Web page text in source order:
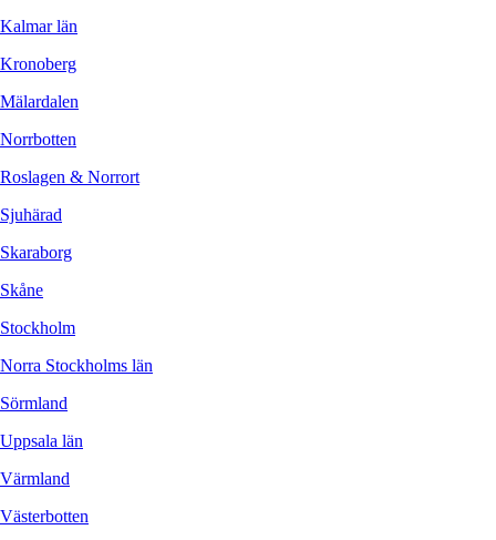
Kalmar län
Kronoberg
Mälardalen
Norrbotten
Roslagen & Norrort
Sjuhärad
Skaraborg
Skåne
Stockholm
Norra Stockholms län
Sörmland
Uppsala län
Värmland
Västerbotten